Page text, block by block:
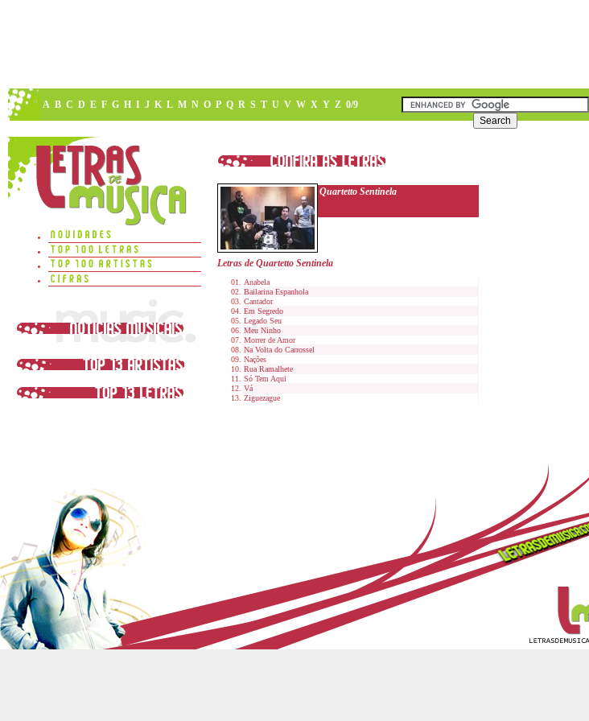
A B C D E F G H I J K L M N O P Q R S T U V W X Y Z 0/9
Quartetto Sentinela
Letras de Quartetto Sentinela
Anabela
Bailarina Espanhola
Cantador
Em Segredo
Legado Seu
Meu Ninho
Morrer de Amor
Na Volta do Carrossel
Nações
Rua Ramalhete
Só Tem Aqui
Vá
Ziguezague